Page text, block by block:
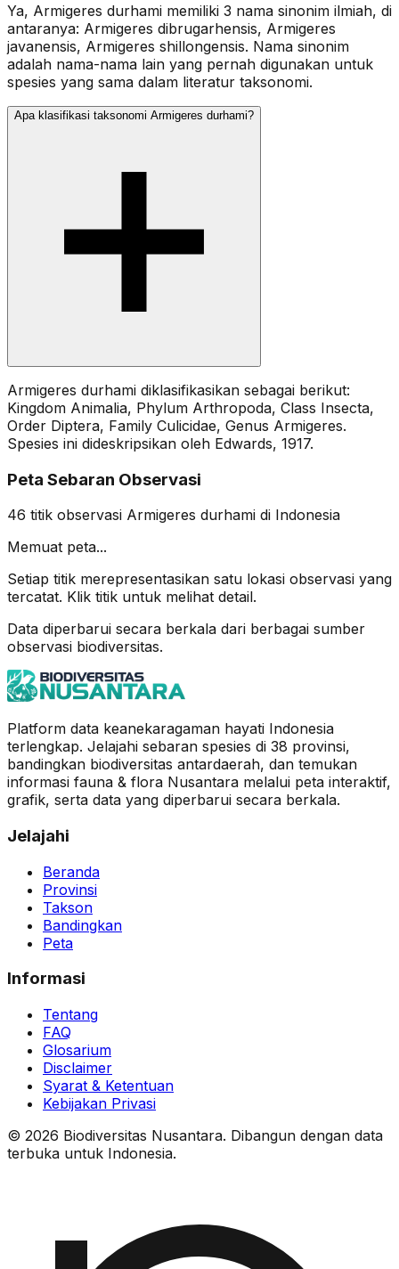
Ya, Armigeres durhami memiliki 3 nama sinonim ilmiah, di
antaranya: Armigeres dibrugarhensis, Armigeres
javanensis, Armigeres shillongensis. Nama sinonim
adalah nama-nama lain yang pernah digunakan untuk
spesies yang sama dalam literatur taksonomi.
Apa klasifikasi taksonomi Armigeres durhami?
Armigeres durhami diklasifikasikan sebagai berikut:
Kingdom Animalia, Phylum Arthropoda, Class Insecta,
Order Diptera, Family Culicidae, Genus Armigeres.
Spesies ini dideskripsikan oleh Edwards, 1917.
Peta Sebaran Observasi
46 titik observasi Armigeres durhami di Indonesia
Memuat peta...
Setiap titik merepresentasikan satu lokasi observasi yang
tercatat. Klik titik untuk melihat detail.
Data diperbarui secara berkala dari berbagai sumber
observasi biodiversitas.
Platform data keanekaragaman hayati Indonesia
terlengkap. Jelajahi sebaran spesies di 38 provinsi,
bandingkan biodiversitas antardaerah, dan temukan
informasi fauna & flora Nusantara melalui peta interaktif,
grafik, serta data yang diperbarui secara berkala.
Jelajahi
Beranda
Provinsi
Takson
Bandingkan
Peta
Informasi
Tentang
FAQ
Glosarium
Disclaimer
Syarat & Ketentuan
Kebijakan Privasi
© 2026 Biodiversitas Nusantara. Dibangun dengan data
terbuka untuk Indonesia.